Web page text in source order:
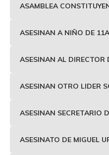
ASAMBLEA
ASESINAN A NIÑO DE
ASESINAN AL DIRECTOR
ASESINAN OTRO LIDER
ASESINAN SECRETARIO
ASESINATO DE MIGUEL